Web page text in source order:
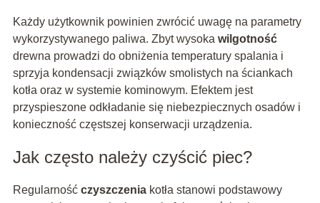
Każdy użytkownik powinien zwrócić uwagę na parametry
wykorzystywanego paliwa. Zbyt wysoka wilgotność
drewna prowadzi do obniżenia temperatury spalania i
sprzyja kondensacji związków smolistych na ściankach
kotła oraz w systemie kominowym. Efektem jest
przyspieszone odkładanie się niebezpiecznych osadów i
konieczność częstszej konserwacji urządzenia.
Jak często należy czyścić piec?
Regularność czyszczeniakotła stanowi podstawowy